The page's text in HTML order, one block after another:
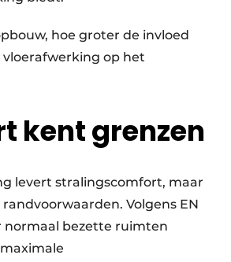
hoe groter de invloed
op het
kent grenzen
levert stralingscomfort, maar
Volgens EN
normaal bezette ruimten